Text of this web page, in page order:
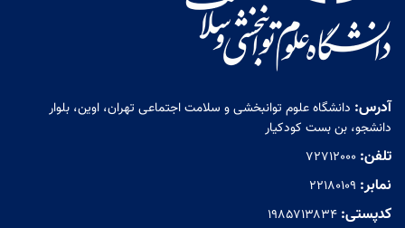
آدرس: دانشگاه علوم توانبخشی و سلامت اجتماعی تهران، اوین، بلوار
دانشجو، بن بست کودکیار
تلفن: 72712000
نمابر: ۲۲۱۸۰۱۰۹
کدپستی: ۱۹۸۵۷۱۳۸۳۴